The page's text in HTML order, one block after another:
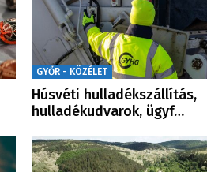
GYŐR - KÖZÉLET
Húsvéti hulladékszállítás,
hulladékudvarok, ügyf…